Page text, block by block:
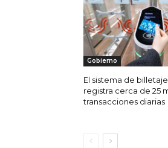
Gobierno
El sistema de
registra cerca de 25
transacciones diarias